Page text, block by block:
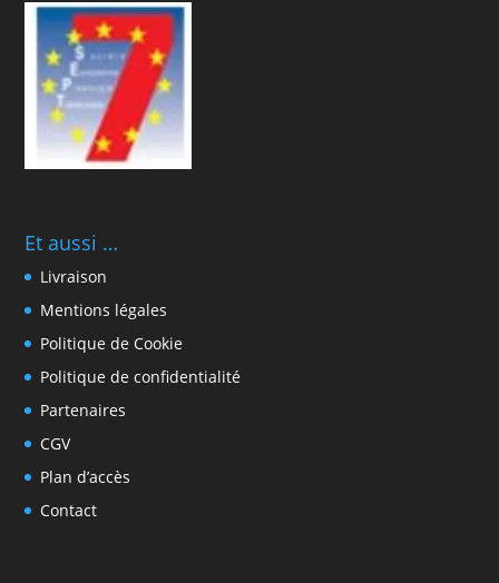
Et aussi …
Livraison
Mentions légales
Politique de Cookie
Politique de confidentialité
Partenaires
CGV
Plan d’accès
Contact